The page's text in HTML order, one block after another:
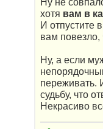
хотя вам в
И отпустите
вам повезло,
Ну, а если
переживать.
судьбу, что
Некрасиво